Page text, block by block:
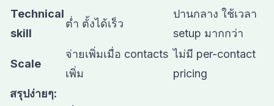
Technical
skill
ต่ำ ตั้งได้เร็ว
ปานกลาง ใช้เวลา
setup มากกว่า
Scale
จ่ายเพิ่มเมื่อ contacts
เพิ่ม
ไม่มี per-contact
pricing
สรุปง่ายๆ: